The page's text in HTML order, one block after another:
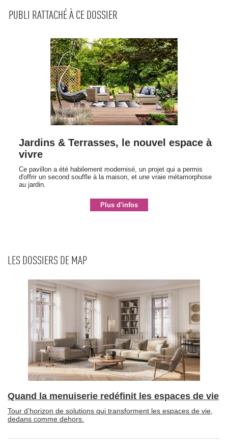
PUBLI RATTACHÉ À CE DOSSIER
Jardins & Terrasses, le nouvel espace à
vivre
Ce pavillon a été habilement modernisé, un projet qui a permis
d'offrir un second souffle à la maison, et une vraie métamorphose
au jardin.
Plus d'infos
LES DOSSIERS DE MAP
Quand la menuiserie redéfinit les espaces de vie
Tour d’horizon de solutions qui transforment les espaces de vie,
dedans comme dehors.